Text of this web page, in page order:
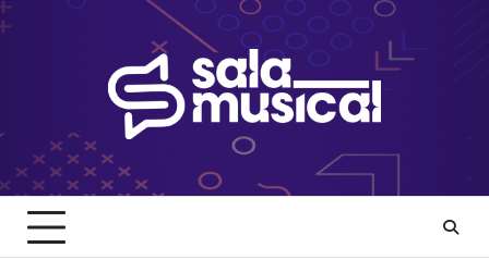
Skip
to